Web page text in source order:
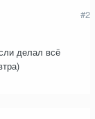
#2
делал всё